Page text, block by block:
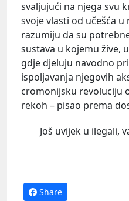
svaljujući na njega svu
svoje vlasti od učešća
razumiju da su
sustava u kojemu žive,
gdje djeluju navodno
ispoljavanja njegovih
cromonijsku revoluciju
rekoh – pisao prema
Još uvijek u ilegali,
Share